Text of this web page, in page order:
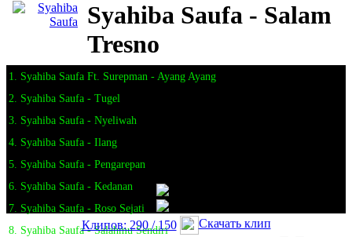
Syahiba Saufa - Salam
Tresno
1. Syahiba Saufa Ft. Surepman - Ayang Ayang
2. Syahiba Saufa - Tugel
3. Syahiba Saufa - Nyeliwah
4. Syahiba Saufa - Ilang
5. Syahiba Saufa - Pengarepan
6. Syahiba Saufa - Kedanan
7. Syahiba Saufa - Roso Sejati
8. Syahiba Saufa - Salahmu Sendiri
Клипов: 290 / 150 Скачать клип